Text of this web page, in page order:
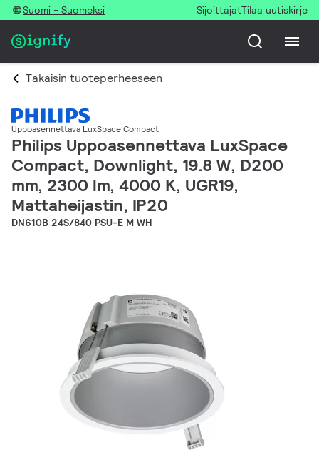
Suomi - Suomeksi SijoittajatTilaa uutiskirje
Takaisin tuoteperheeseen
Uppoasennettava LuxSpace Compact
Philips Uppoasennettava LuxSpace
Compact, Downlight, 19.8 W, D200
mm, 2300 lm, 4000 K, UGR19,
Mattaheijastin, IP20
DN610B 24S/840 PSU-E M WH